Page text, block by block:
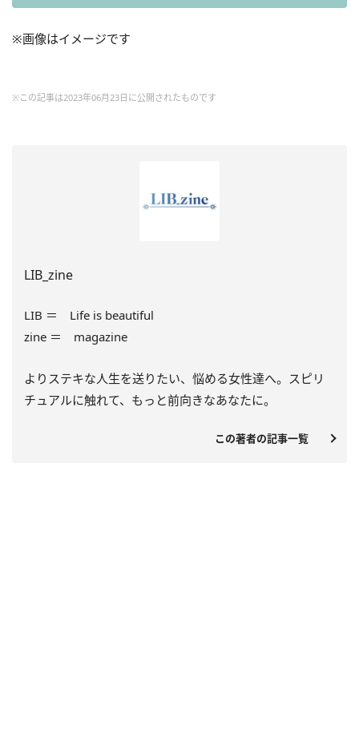
※画像はイメージです
※この記事は2023年06月23日に公開されたものです
LIB_zine
LIB ＝ Life is beautiful
zine ＝ magazine
よりステキな人生を送りたい、悩める女性達へ。スピリ
チュアルに触れて、もっと前向きなあなたに。
この著者の記事一覧